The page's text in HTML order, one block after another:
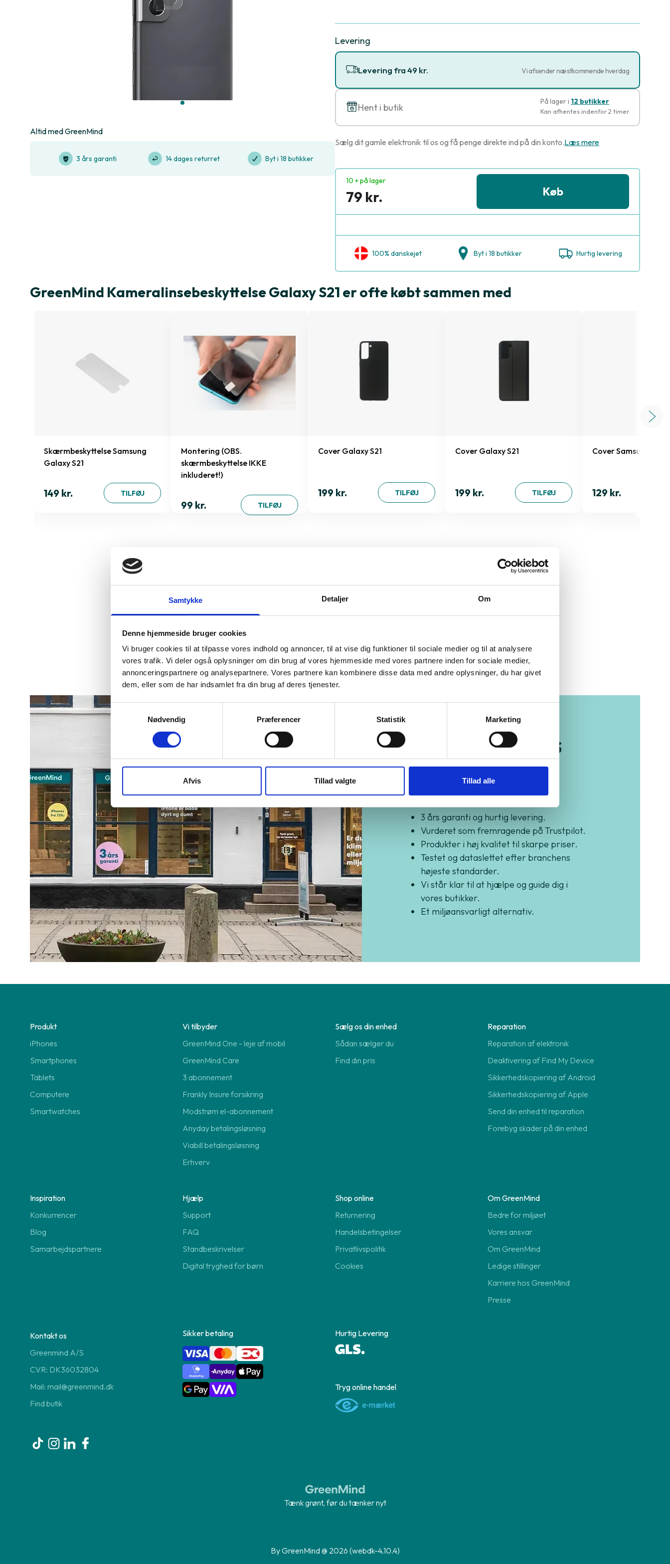
Samtykke Detaljer Om
Denne hjemmeside bruger cookies
Vi bruger cookies til at tilpasse vores indhold og annoncer, til at vise dig funktioner til sociale medier og til at analysere
vores trafik. Vi deler også oplysninger om din brug af vores hjemmeside med vores partnere inden for sociale medier,
annonceringspartnere og analysepartnere. Vores partnere kan kombinere disse data med andre oplysninger, du har givet
dem, eller som de har indsamlet fra din brug af deres tjenester.
Samtykkevalg
Nødvendig
Præferencer Statistik Marketing
Afvis Tillad valgte Tillad alle
Altid med GreenMind
3 års garanti 14 dages returret Byt i 18 butikker
Levering
Levering fra 49 kr. Vi afsender næstkommende hverdag
Hent i butik
På lager i 12 butikker
Kan afhentes indenfor 2 timer
Sælg dit gamle elektronik til os og få penge direkte ind på din konto.Læs mere
10 + på lager
79 kr. Køb
100% danskejet Byt i 18 butikker Hurtig levering
GreenMind Kameralinsebeskyttelse Galaxy S21 er ofte købt sammen med
Skærmbeskyttelse Samsung
Galaxy S21
149 kr. TILFØJ
Montering (OBS.
skærmbeskyttelse IKKE
inkluderet!)
99 kr. TILFØJ
Cover Galaxy S21
199 kr. TILFØJ
Cover Galaxy S21
199 kr. TILFØJ
Cover Samsung
129 kr.
Kameralinsebeskyttelse Galaxy S21
Specifikationer
196018 Varenummer
Køb trygt hos
GreenMind
3 års garanti og hurtig levering.
Vurderet som fremragende på Trustpilot.
Produkter i høj kvalitet til skarpe priser.
Testet og dataslettet efter branchens
højeste standarder.
Vi står klar til at hjælpe og guide dig i
vores butikker.
Et miljøansvarligt alternativ.
Produkt
iPhones
Smartphones
Tablets
Computere
Smartwatches
Vi tilbyder
GreenMind One - leje af mobil
GreenMind Care
3 abonnement
Frankly Insure forsikring
Modstrøm el-abonnement
Anyday betalingsløsning
Viabill betalingsløsning
Erhverv
Sælg os din enhed
Sådan sælger du
Find din pris
Reparation
Reparation af elektronik
Deaktivering af Find My Device
Sikkerhedskopiering af Android
Sikkerhedskopiering af Apple
Send din enhed til reparation
Forebyg skader på din enhed
Inspiration
Konkurrencer
Blog
Samarbejdspartnere
Hjælp
Support
FAQ
Standbeskrivelser
Digital tryghed for børn
Shop online
Returnering
Handelsbetingelser
Privatlivspolitik
Cookies
Om GreenMind
Bedre for miljøet
Vores ansvar
Om GreenMind
Ledige stillinger
Karriere hos GreenMind
Presse
Kontakt os
Greenmind A/S
CVR: DK36032804
Mail: mail@greenmind.dk
Find butik
Sikker betaling Hurtig Levering
Tryg online handel
Tænk grønt, før du tænker nyt
By GreenMind @ 2026 (webdk-4.10.4)